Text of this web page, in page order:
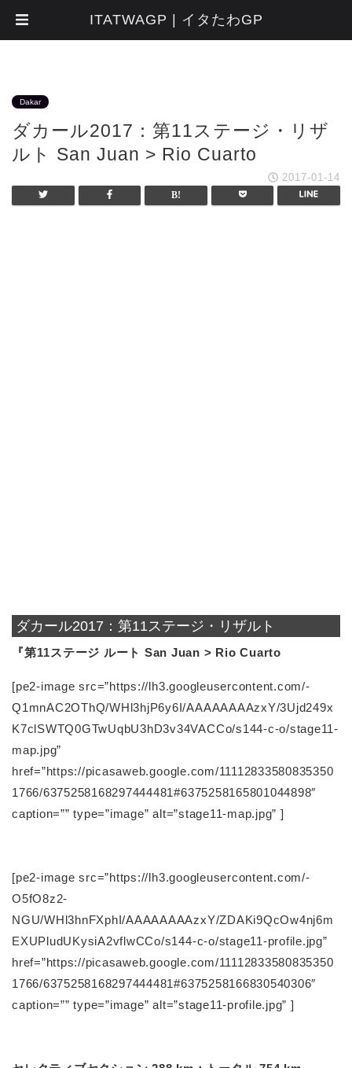
Dakar
ダカール2017：第11ステージ・リザ
ルト San Juan > Rio Cuarto
2017-01-14
ダカール2017：第11ステージ・リザルト
『第11ステージ ルート San Juan > Rio Cuarto
[pe2-image src=”https://lh3.googleusercontent.com/-
Q1mnAC2OThQ/WHl3hjP6y6I/AAAAAAAAzxY/3Ujd249x
K7clSWTQ0GTwUqbU3hD3v34VACCo/s144-c-o/stage11-
map.jpg”
href=”https://picasaweb.google.com/11112833580835350
1766/6375258168297444481#6375258165801044898″
caption=”” type=”image” alt=”stage11-map.jpg” ]
[pe2-image src=”https://lh3.googleusercontent.com/-
O5fO8z2-
NGU/WHl3hnFXphI/AAAAAAAAzxY/ZDAKi9QcOw4nj6m
EXUPludUKysiA2vflwCCo/s144-c-o/stage11-profile.jpg”
href=”https://picasaweb.google.com/11112833580835350
1766/6375258168297444481#6375258166830540306″
caption=”” type=”image” alt=”stage11-profile.jpg” ]
ITATWAGP | イタたわGP